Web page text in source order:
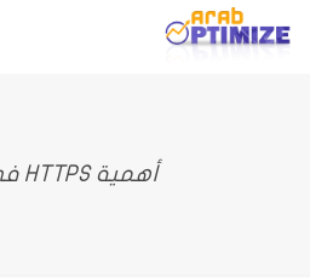
أهمية HTTPS في السيو